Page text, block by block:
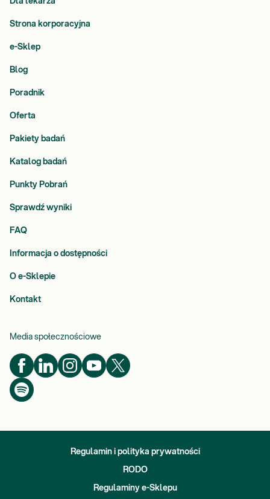
Strona korporacyjna
e-Sklep
Blog
Poradnik
Oferta
Pakiety badań
Katalog badań
Punkty Pobrań
Sprawdź wyniki
FAQ
Informacja o dostępności
O e-Sklepie
Kontakt
Media społecznościowe
Regulamin i polityka prywatności
RODO
Regulaminy e-Sklepu